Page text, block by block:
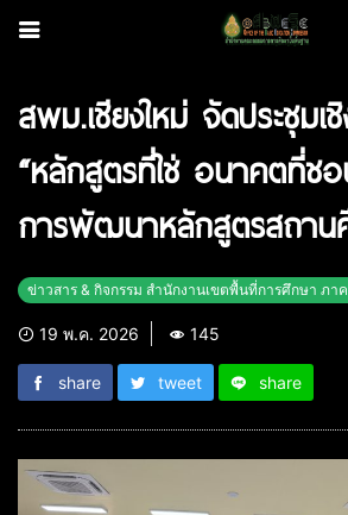
สพม.เชียงใหม่ จัดประชุมเ
“หลักสูตรที่ใช่ อนาคตที่ช
การพัฒนาหลักสูตรสถาน
ข่าวสาร & กิจกรรม สำนักงานเขตพื้นที่การศึกษา ภา
19 พ.ค. 2026 145
share tweet share